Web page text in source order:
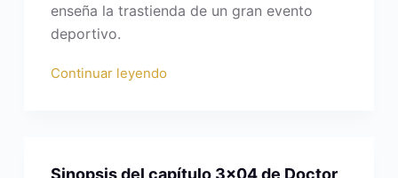
enseña la trastienda de un gran evento
deportivo.
Continuar leyendo
Sinopsis del capítulo 3×04 de Doctor